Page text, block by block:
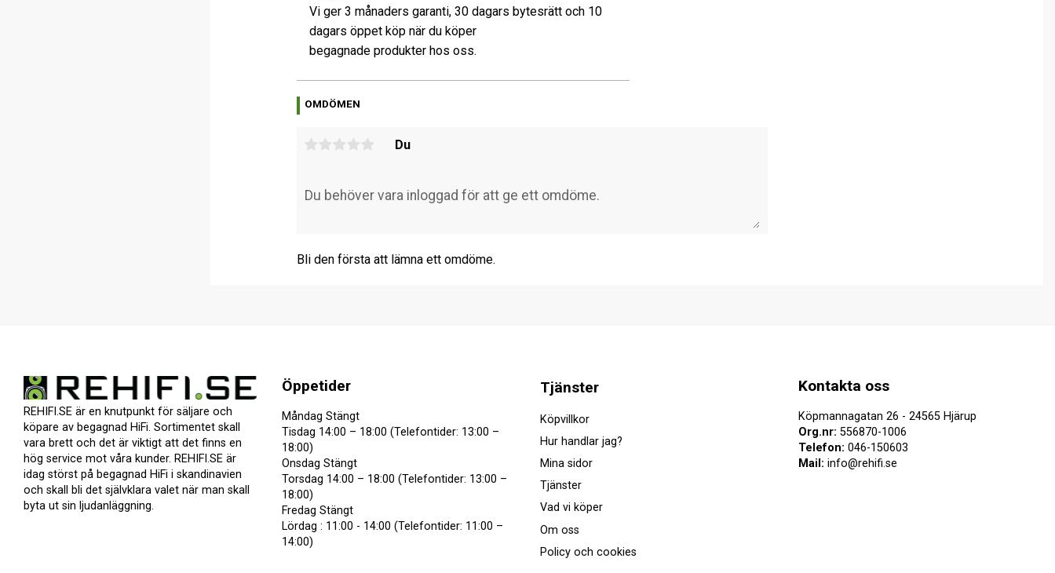
Vi ger 3 månaders garanti, 30 dagars bytesrätt och 10
dagars öppet köp när du köper
begagnade produkter hos oss.
OMDÖMEN
Du
Bli den första att lämna ett omdöme.
REHIFI.SE är en knutpunkt för säljare och
köpare av begagnad HiFi. Sortimentet skall
vara brett och det är viktigt att det finns en
hög service mot våra kunder. REHIFI.SE är
idag störst på begagnad HiFi i skandinavien
och skall bli det självklara valet när man skall
byta ut sin ljudanläggning.
Öppetider
Måndag Stängt
Tisdag 14:00 – 18:00 (Telefontider: 13:00 –
18:00)
Onsdag Stängt
Torsdag 14:00 – 18:00 (Telefontider: 13:00 –
18:00)
Fredag Stängt
Lördag : 11:00 - 14:00 (Telefontider: 11:00 –
14:00)
Kontakta oss
Köpmannagatan 26 - 24565 Hjärup
Org.nr: 556870-1006
Telefon: 046-150603
Mail: info@rehifi.se
Tjänster
Köpvillkor
Hur handlar jag?
Mina sidor
Tjänster
Vad vi köper
Om oss
Policy och cookies